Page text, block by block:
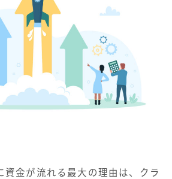
資金が流れる最大の理由は、クラ